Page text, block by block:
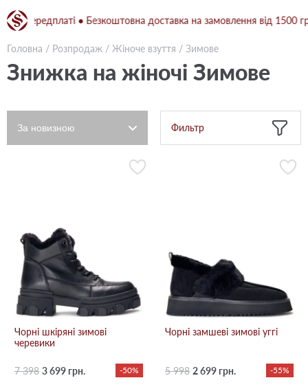
● Безкоштовна доставка на замовлення від 1500 грн
Головна / Розпродаж / Жіноче взуття / Зимове
Знижка на жіночі Зимове
Фильтр
Чорні шкіряні зимові
черевики
7 398 3 699 грн. -50%
Чорні замшеві зимові уггі
5 998 2 699 грн. -55%